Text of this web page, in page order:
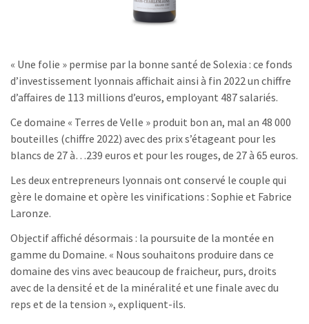
« Une folie » permise par la bonne santé de Solexia : ce fonds
d’investissement lyonnais affichait ainsi à fin 2022 un chiffre
d’affaires de 113 millions d’euros, employant 487 salariés.
Ce domaine « Terres de Velle » produit bon an, mal an 48 000
bouteilles (chiffre 2022) avec des prix s’étageant pour les
blancs de 27 à…239 euros et pour les rouges, de 27 à 65 euros.
Les deux entrepreneurs lyonnais ont conservé le couple qui
gère le domaine et opère les vinifications : Sophie et Fabrice
Laronze.
Objectif affiché désormais : la poursuite de la montée en
gamme du Domaine. « Nous souhaitons produire dans ce
domaine des vins avec beaucoup de fraicheur, purs, droits
avec de la densité et de la minéralité et une finale avec du
reps et de la tension », expliquent-ils.